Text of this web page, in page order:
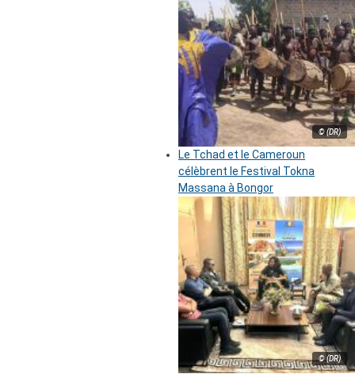
© (DR)
Le Tchad et le Cameroun
célèbrent le Festival Tokna
Massana à Bongor
© (DR)